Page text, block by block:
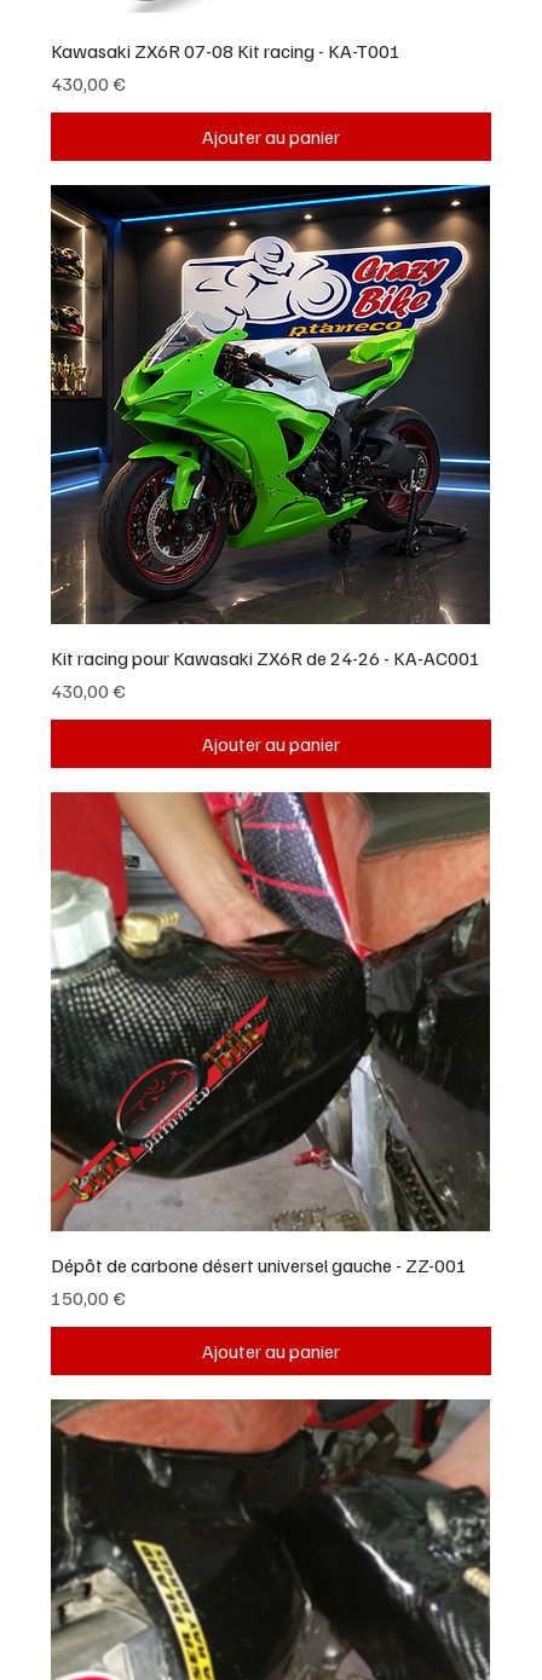
Kawasaki ZX6R 07-08 Kit racing - KA-T001
Prix
430,00 €
Ajouter au panier
Kit racing pour Kawasaki ZX6R de 24-26 - KA-AC001
Prix
430,00 €
Ajouter au panier
Dépôt de carbone désert universel gauche - ZZ-001
Prix
150,00 €
Ajouter au panier